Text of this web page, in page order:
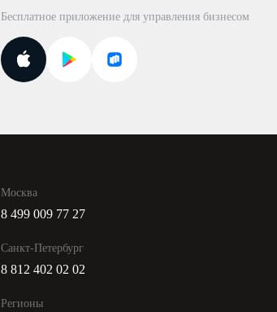
Бесплатное приложение для управления бизнесом
Москва
8 499 009 77 27
Санкт-Петербург
8 812 402 02 02
Регионы